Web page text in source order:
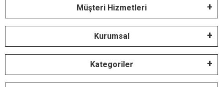
Müşteri Hizmetleri
Kurumsal
Kategoriler